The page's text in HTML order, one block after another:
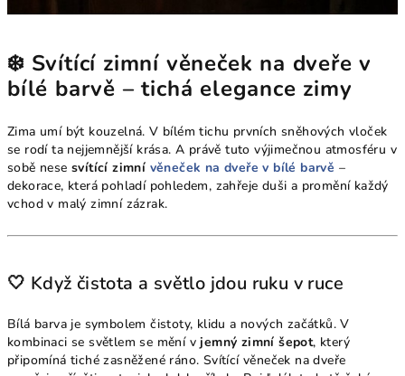
❄️ Svítící zimní věneček na dveře v
bílé barvě – tichá elegance zimy
Zima umí být kouzelná. V bílém tichu prvních sněhových vloček
se rodí ta nejjemnější krása. A právě tuto výjimečnou atmosféru v
sobě nesesvítící zimní věneček na dveře v bílé barvě –
dekorace, která pohladí pohledem, zahřeje duši a promění každý
vchod v malý zimní zázrak.
🤍 Když čistota a světlo jdou ruku v ruce
Bílá barva je symbolem čistoty, klidu a nových začátků. V
kombinaci se světlem se mění vjemný zimní šepot, který
připomíná tiché zasněžené ráno. Svítící věneček na dveře